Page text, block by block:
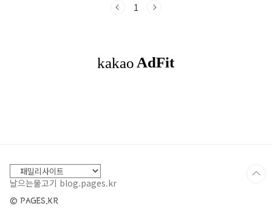
등 코로나19 감염.전파 가능성이 높기 때문에 예방
어린이는 코로나19 유행으로 한시적 지원 확대 - 접
속기관 : 지정의료기관 및 보건소 * 지정의료기관은
1
날으는물고기 blog.pages.kr
© PAGES.KR